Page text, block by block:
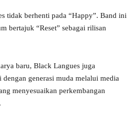
tidak berhenti pada “Happy”. Band ini
bertajuk “Reset” sebagai rilisan
baru, Black Langues juga
generasi muda melalui media
menyesuaikan perkembangan